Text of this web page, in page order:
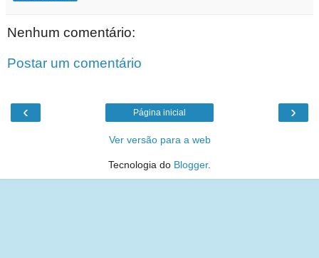
Nenhum comentário:
Postar um comentário
‹ ›
Página inicial
Ver versão para a web
Tecnologia do Blogger.